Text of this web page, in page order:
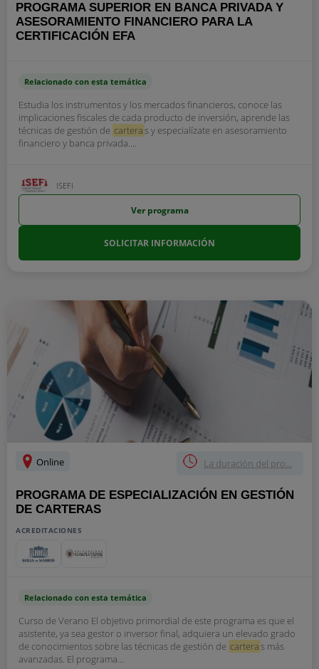
PROGRAMA SUPERIOR EN BANCA PRIVADA Y
ASESORAMIENTO FINANCIERO PARA LA
CERTIFICACIÓN EFA
Relacionado con esta temática
Estudia los instrumentos y los mercados financieros, conoce las
implicaciones fiscales de cada producto de inversión, aprende las
técnicas de gestión de carteras y especialízate en asesoramiento
financiero y banca privada....
ISEFI
Ver programa
SOLICITAR INFORMACIÓN
Online La duración del pro...
PROGRAMA DE ESPECIALIZACIÓN EN GESTIÓN
DE CARTERAS
ACREDITACIONES
Relacionado con esta temática
Curso de Verano El objetivo primordial de este programa es que el
asistente, ya sea gestor o inversor final, adquiera un elevado grado
de conocimientos sobre las técnicas de gestión de carteras más
avanzadas. El programa...